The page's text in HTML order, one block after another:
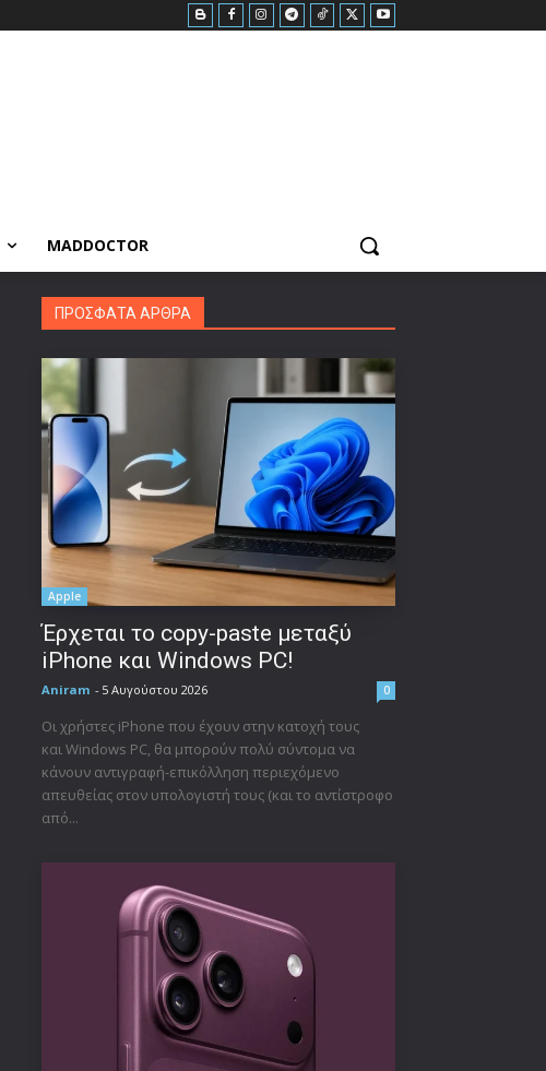
MADDOCTOR
ΠΡΟΣΦΑΤΑ ΑΡΘΡΑ
Apple
Έρχεται το copy-paste μεταξύ
iPhone και Windows PC!
Aniram - 5 Αυγούστου 2026 0
Οι χρήστες iPhone που έχουν στην κατοχή τους
και Windows PC, θα μπορούν πολύ σύντομα να
κάνουν αντιγραφή-επικόλληση περιεχόμενο
απευθείας στον υπολογιστή τους (και το αντίστροφο
από...